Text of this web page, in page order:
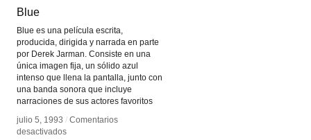
Blue
Blue es una película escrita,
producida, dirigida y narrada en parte
por Derek Jarman. Consiste en una
única imagen fija, un sólido azul
intenso que llena la pantalla, junto con
una banda sonora que incluye
narraciones de sus actores favoritos
julio 5, 1993 / Comentarios
desactivadosen
Blue
julio 5, 1993 / Comentarios
desactivadosen